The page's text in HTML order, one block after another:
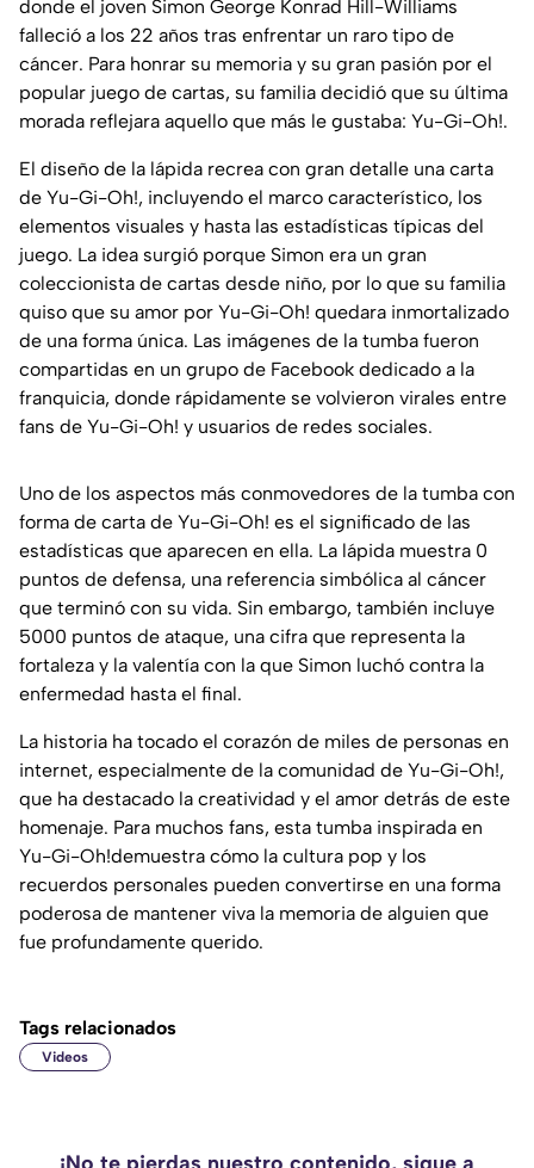
donde el joven Simon George Konrad Hill-Williams
falleció a los 22 años tras enfrentar un raro tipo de
cáncer. Para honrar su memoria y su gran pasión por el
popular juego de cartas, su familia decidió que su última
morada reflejara aquello que más le gustaba: Yu-Gi-Oh!.
El diseño de la lápida recrea con gran detalle una carta
de Yu-Gi-Oh!, incluyendo el marco característico, los
elementos visuales y hasta las estadísticas típicas del
juego. La idea surgió porque Simon era un gran
coleccionista de cartas desde niño, por lo que su familia
quiso que su amor por Yu-Gi-Oh! quedara inmortalizado
de una forma única. Las imágenes de la tumba fueron
compartidas en un grupo de Facebook dedicado a la
franquicia, donde rápidamente se volvieron virales entre
fans de Yu-Gi-Oh! y usuarios de redes sociales.
Uno de los aspectos más conmovedores de la tumba con
forma de carta de Yu-Gi-Oh! es el significado de las
estadísticas que aparecen en ella. La lápida muestra 0
puntos de defensa, una referencia simbólica al cáncer
que terminó con su vida. Sin embargo, también incluye
5000 puntos de ataque, una cifra que representa la
fortaleza y la valentía con la que Simon luchó contra la
enfermedad hasta el final.
La historia ha tocado el corazón de miles de personas en
internet, especialmente de la comunidad de Yu-Gi-Oh!,
que ha destacado la creatividad y el amor detrás de este
homenaje. Para muchos fans, esta tumba inspirada en
Yu-Gi-Oh!demuestra cómo la cultura pop y los
recuerdos personales pueden convertirse en una forma
poderosa de mantener viva la memoria de alguien que
fue profundamente querido.
Tags relacionados
Videos